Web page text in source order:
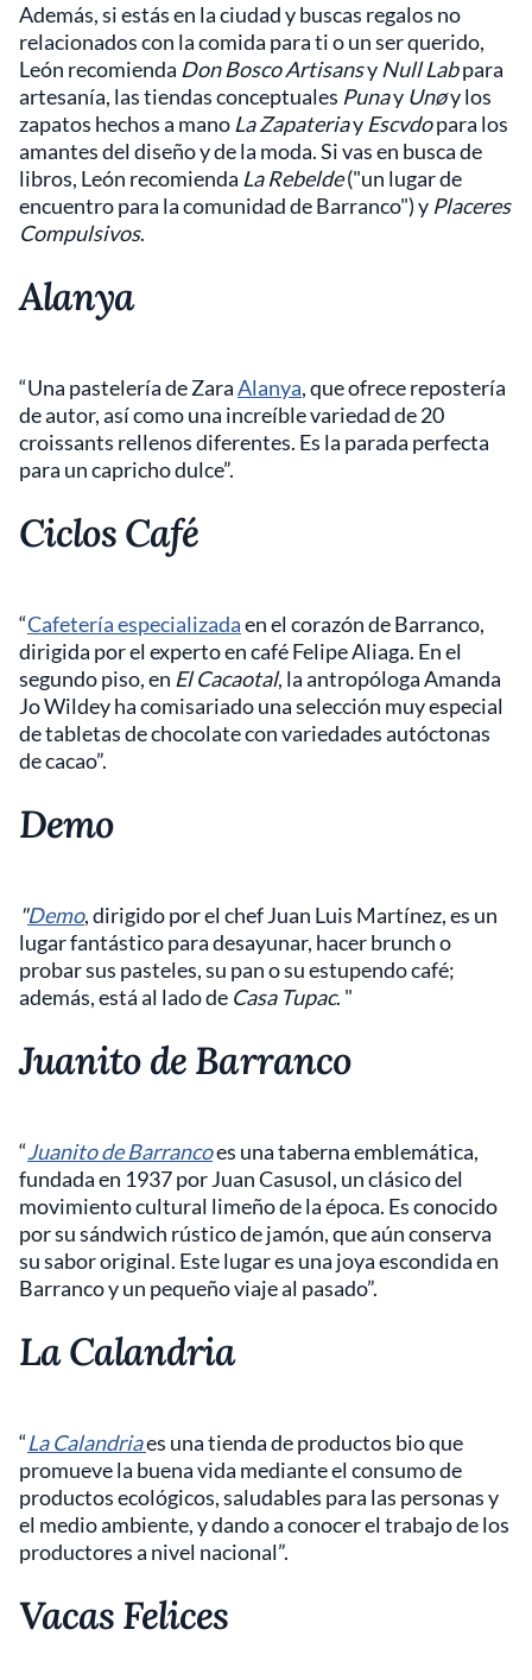
Además, si estás en la ciudad y buscas regalos no
relacionados con la comida para ti o un ser querido,
León recomienda Don Bosco Artisansy Null Labpara
artesanía, las tiendas conceptuales Punay Unøy los
zapatos hechos a mano La Zapateriay Escvdopara los
amantes del diseño y de la moda. Si vas en busca de
libros, León recomienda La Rebelde("un lugar de
encuentro para la comunidad de Barranco") y Placeres
Compulsivos.
Alanya
“Una pastelería de ZaraAlanya, que ofrece repostería
de autor, así como una increíble variedad de 20
croissants rellenos diferentes. Es la parada perfecta
para un capricho dulce”.
Ciclos Café
“Cafetería especializadaen el corazón de Barranco,
dirigida por el experto en café Felipe Aliaga. En el
segundo piso, en El Cacaotal, la antropóloga Amanda
Jo Wildey ha comisariado una selección muy especial
de tabletas de chocolate con variedades autóctonas
de cacao”.
Demo
"Demo, dirigido por el chef Juan Luis Martínez, es un
lugar fantástico para desayunar, hacer brunch o
probar sus pasteles, su pan o su estupendo café;
además, está al lado de Casa Tupac. "
Juanito de Barranco
“Juanito de Barrancoes una taberna emblemática,
fundada en 1937 por Juan Casusol, un clásico del
movimiento cultural limeño de la época. Es conocido
por su sándwich rústico de jamón, que aún conserva
su sabor original. Este lugar es una joya escondida en
Barranco y un pequeño viaje al pasado”.
La Calandria
“La Calandriaes una tienda de productos bio que
promueve la buena vida mediante el consumo de
productos ecológicos, saludables para las personas y
el medio ambiente, y dando a conocer el trabajo de los
productores a nivel nacional”.
Vacas Felices